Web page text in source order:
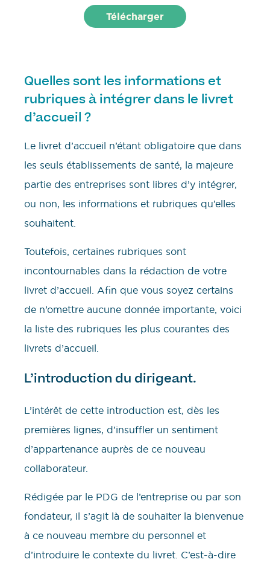
Quelles sont les informations et
rubriques à intégrer dans le livret
d’accueil ?
Le livret d’accueil n’étant obligatoire que dans
les seuls établissements de santé, la majeure
partie des entreprises sont libres d’y intégrer,
ou non, les informations et rubriques qu’elles
souhaitent.
Toutefois, certaines rubriques sont
incontournables dans la rédaction de votre
livret d’accueil. Afin que vous soyez certains
de n’omettre aucune donnée importante, voici
la liste des rubriques les plus courantes des
livrets d’accueil.
L’introduction du dirigeant.
L’intérêt de cette introduction est, dès les
premières lignes, d’insuffler un sentiment
d’appartenance auprès de ce nouveau
collaborateur.
Rédigée par le PDG de l’entreprise ou par son
fondateur, il s’agit là de souhaiter la bienvenue
à ce nouveau membre du personnel et
d’introduire le contexte du livret. C’est-à-dire